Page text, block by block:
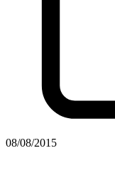
08/08/2015